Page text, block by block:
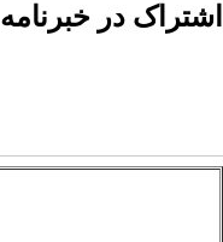
اشتراک در خبرنامه